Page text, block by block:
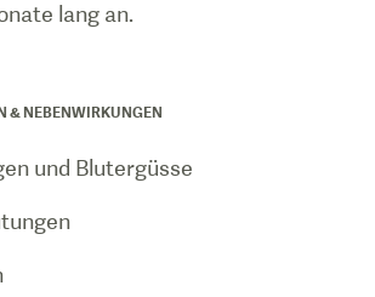
lang an.
& NEBENWIRKUNGEN
und Blutergüsse